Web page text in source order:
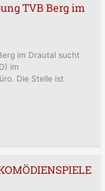
TVB Berg im
im Drautal sucht
im
Die Stelle ist